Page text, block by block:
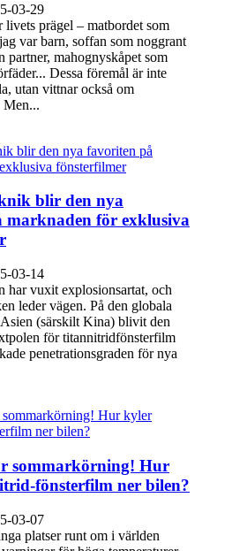
03-29
livets prägel – matbordet som
var barn, soffan som noggrant
partner, mahognyskåpet som
Dessa föremål är inte
utan vittnar också om
Men...
blir den nya
marknaden för exklusiva
03-14
har vuxit explosionsartat, och
leder vägen. På den globala
(särskilt Kina) blivit den
för titannitridfönsterfilm
penetrationsgraden för nya
sommarkörning! Hur
fönsterfilm ner bilen?
03-07
platser runt om i världen